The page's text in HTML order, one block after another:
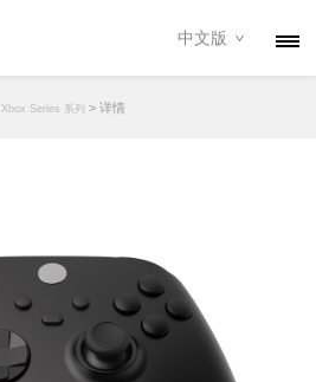
中文版
Xbox Series 系列 > 详情